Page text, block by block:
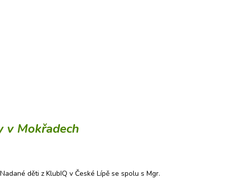
v Mokřadech
děti z KlubIQ v České Lípě se spolu s Mgr.